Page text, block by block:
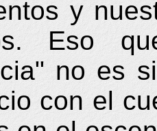
y
Eso
no es
con el